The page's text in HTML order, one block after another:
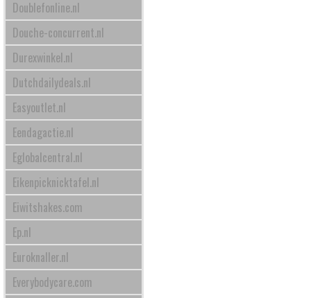
Doublefonline.nl
Douche-concurrent.nl
Durexwinkel.nl
Dutchdailydeals.nl
Easyoutlet.nl
Eendagactie.nl
Eglobalcentral.nl
Eikenpicknicktafel.nl
Eiwitshakes.com
Ep.nl
Euroknaller.nl
Everybodycare.com